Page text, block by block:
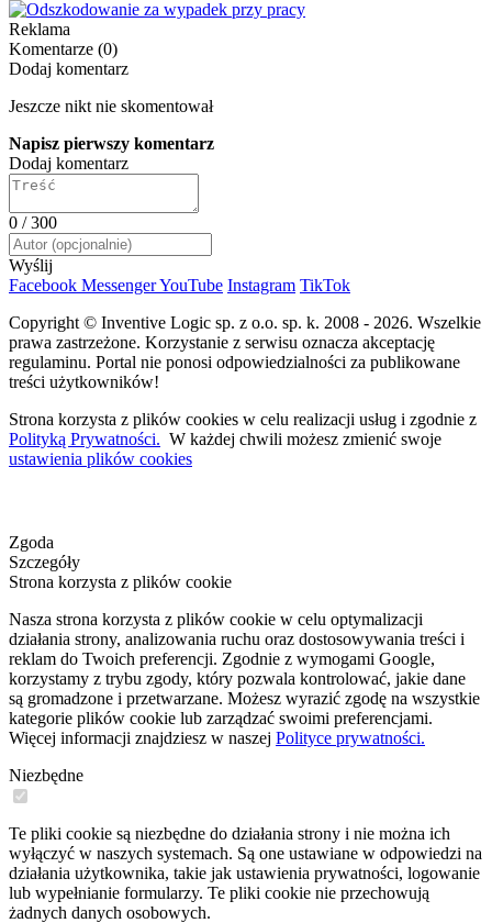
Reklama
Komentarze (0)
Dodaj komentarz
Jeszcze nikt nie skomentował
Napisz pierwszy komentarz
Dodaj komentarz
0 / 300
Wyślij
Facebook MessengerYouTube Instagram TikTok
Copyright © Inventive Logic sp. z o.o. sp. k. 2008 - 2026. Wszelkie
prawa zastrzeżone. Korzystanie z serwisu oznacza akceptację
regulaminu. Portal nie ponosi odpowiedzialności za publikowane
treści użytkowników!
Strona korzysta z plików cookies w celu realizacji usług i zgodnie z
Polityką Prywatności. W każdej chwili możesz zmienić swoje
ustawienia plików cookies
Zgoda
Szczegóły
Strona korzysta z plików cookie
Nasza strona korzysta z plików cookie w celu optymalizacji
działania strony, analizowania ruchu oraz dostosowywania treści i
reklam do Twoich preferencji. Zgodnie z wymogami Google,
korzystamy z trybu zgody, który pozwala kontrolować, jakie dane
są gromadzone i przetwarzane. Możesz wyrazić zgodę na wszystkie
kategorie plików cookie lub zarządzać swoimi preferencjami.
Więcej informacji znajdziesz w naszej Polityce prywatności.
Niezbędne
Te pliki cookie są niezbędne do działania strony i nie można ich
wyłączyć w naszych systemach. Są one ustawiane w odpowiedzi na
działania użytkownika, takie jak ustawienia prywatności, logowanie
lub wypełnianie formularzy. Te pliki cookie nie przechowują
żadnych danych osobowych.